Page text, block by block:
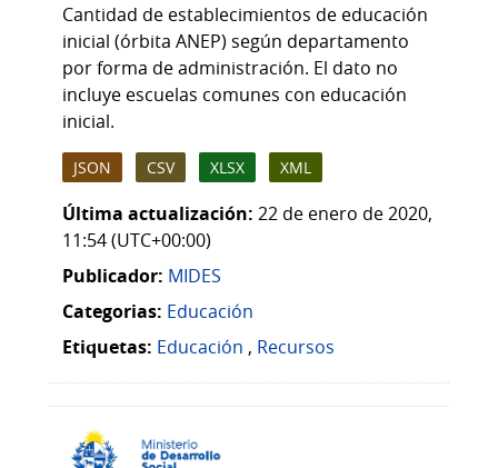
Cantidad de establecimientos de educación
inicial (órbita ANEP) según departamento
por forma de administración. El dato no
incluye escuelas comunes con educación
inicial.
JSON CSV XLSX XML
Última actualización: 22 de enero de 2020,
11:54 (UTC+00:00)
Publicador: MIDES
Categorias: Educación
Etiquetas: Educación , Recursos